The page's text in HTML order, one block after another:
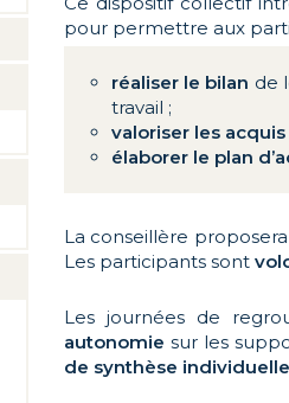
pour permettre aux
réaliser le bilan de
travail ;
valoriser les acquis
élaborer le plan
La conseillère
Les participants sont
Les journées de
autonomie sur les
de synthèse individuelle